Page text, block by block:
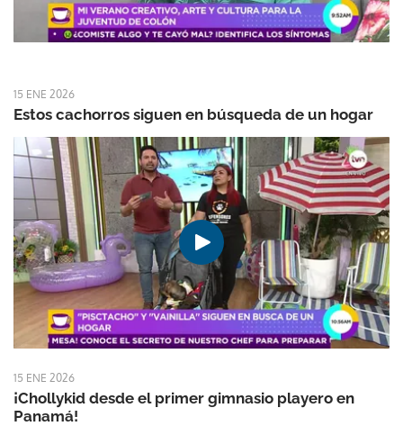
15 ENE 2026
Estos cachorros siguen en búsqueda de un hogar
15 ENE 2026
¡Chollykid desde el primer gimnasio playero en
Panamá!